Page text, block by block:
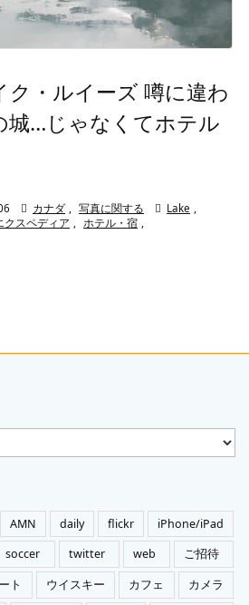
ク・ルイーズ 噂に違わ
城…じゃなくてホテル
 カナダ , 写真に関する  Lake ,
クスペディア , ホテル・宿 ,
AMN daily flickr
iPhone/iPad
soccer twitter web
ご招待
ト ウイスキー カフェ
カメラ